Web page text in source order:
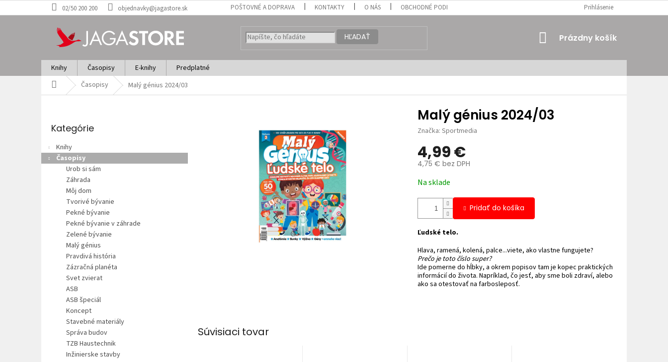
Prejsť
02/50 200 200 objednavky@jagastore.sk POŠTOVNÉ A DOPRAVA KONTAKTY O NÁS OBCHODNÉ PODMIENKY Prihlásenie
HĽADAŤ
NÁKUPNÝ
Prázdny košík
Knihy Časopisy E-knihy
Predplatné
Domov Časopisy Malý génius 2024/03
p
a
kategórie
Kategórie
Knihy
Časopisy
Urob si sám
Záhrada
Môj dom
Tvorivé bývanie
Pekné bývanie
Pekné bývanie v záhrade
Zelené bývanie
Malý génius
Pravdivá história
Zázračná planéta
Svet zvierat
ASB
ASB špeciál
Koncept
Stavebné materiály
Správa budov
TZB Haustechnik
Inžinierske stavby
Malý génius 2024/03
Značka: Sportmedia
4,99 €
4,75 € bez DPH
cena:
Na sklade
Pridať do košíka
Ľudské telo.
Hlava, ramená, kolená, palce...viete, ako vlastne fungujete?
Prečo je toto číslo super?
Ide pomerne do hĺbky, a okrem popisov tam je kopec praktických
informácií do života. Napríklad, čo jesť, aby sme boli zdraví, alebo
ako sa otestovať na farbosleposť.
Súvisiaci tovar